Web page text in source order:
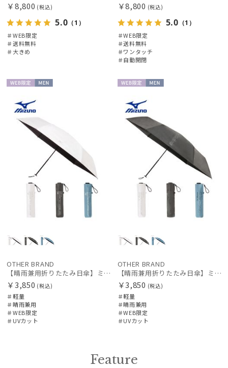
価格・割引率
在庫表示
販売状況
入荷状況
￥8,800 (税込)
5.0 （1）
＃WEB限定
＃送料無料
＃大きめ
￥8,800 (税込)
5.0 （1）
＃WEB限定
＃送料無料
＃ワンタッチ
＃自動開閉
OTHER BRAND
【晴雨兼用折りたたみ日傘】ミズノ（MIZUNO）ワンポイントロゴ 一級遮光99.99% 遮熱 UV99％以上 晴雨兼用 軽量
￥3,850 (税込)
＃軽量
＃晴雨兼用
＃WEB限定
＃UVカット
OTHER BRAND
【晴雨兼用折りたたみ日傘】ミズノ（MIZUNO）ワンポイントロゴ 一級遮光99.99% 遮熱 UV99％以上 晴雨兼用 軽量
￥3,850 (税込)
＃軽量
＃晴雨兼用
＃WEB限定
＃UVカット
Feature